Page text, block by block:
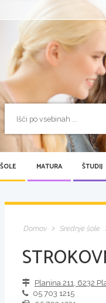
MATURA ŠTUDIJ
Domov Srednje šole
Planina 211 6232
05 703 1215